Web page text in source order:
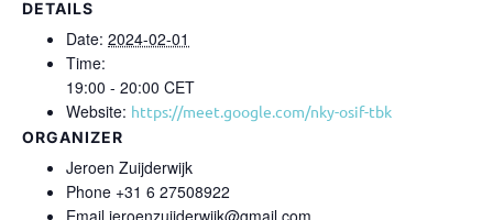
DETAILS
Date: 2024-02-01
Time:
19:00 - 20:00 CET
Website: https://meet.google.com/nky-osif-tbk
ORGANIZER
Jeroen Zuijderwijk
Phone +31 6 27508922
Email jeroenzuijderwijk@gmail.com